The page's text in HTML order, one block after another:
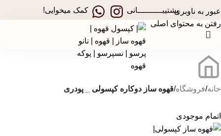
عبور به ناوبری
رفتن به محتوای اصلی
در جشنواره های تخفیفی استارسو ، قهوه ساز همراه هدیه ببر!
پشتیبــــــــــانی کمک میخوایی!
خانه فروشگاه قهوه ساز دوکاره کپسولی _ پودری
اتمام موجودی